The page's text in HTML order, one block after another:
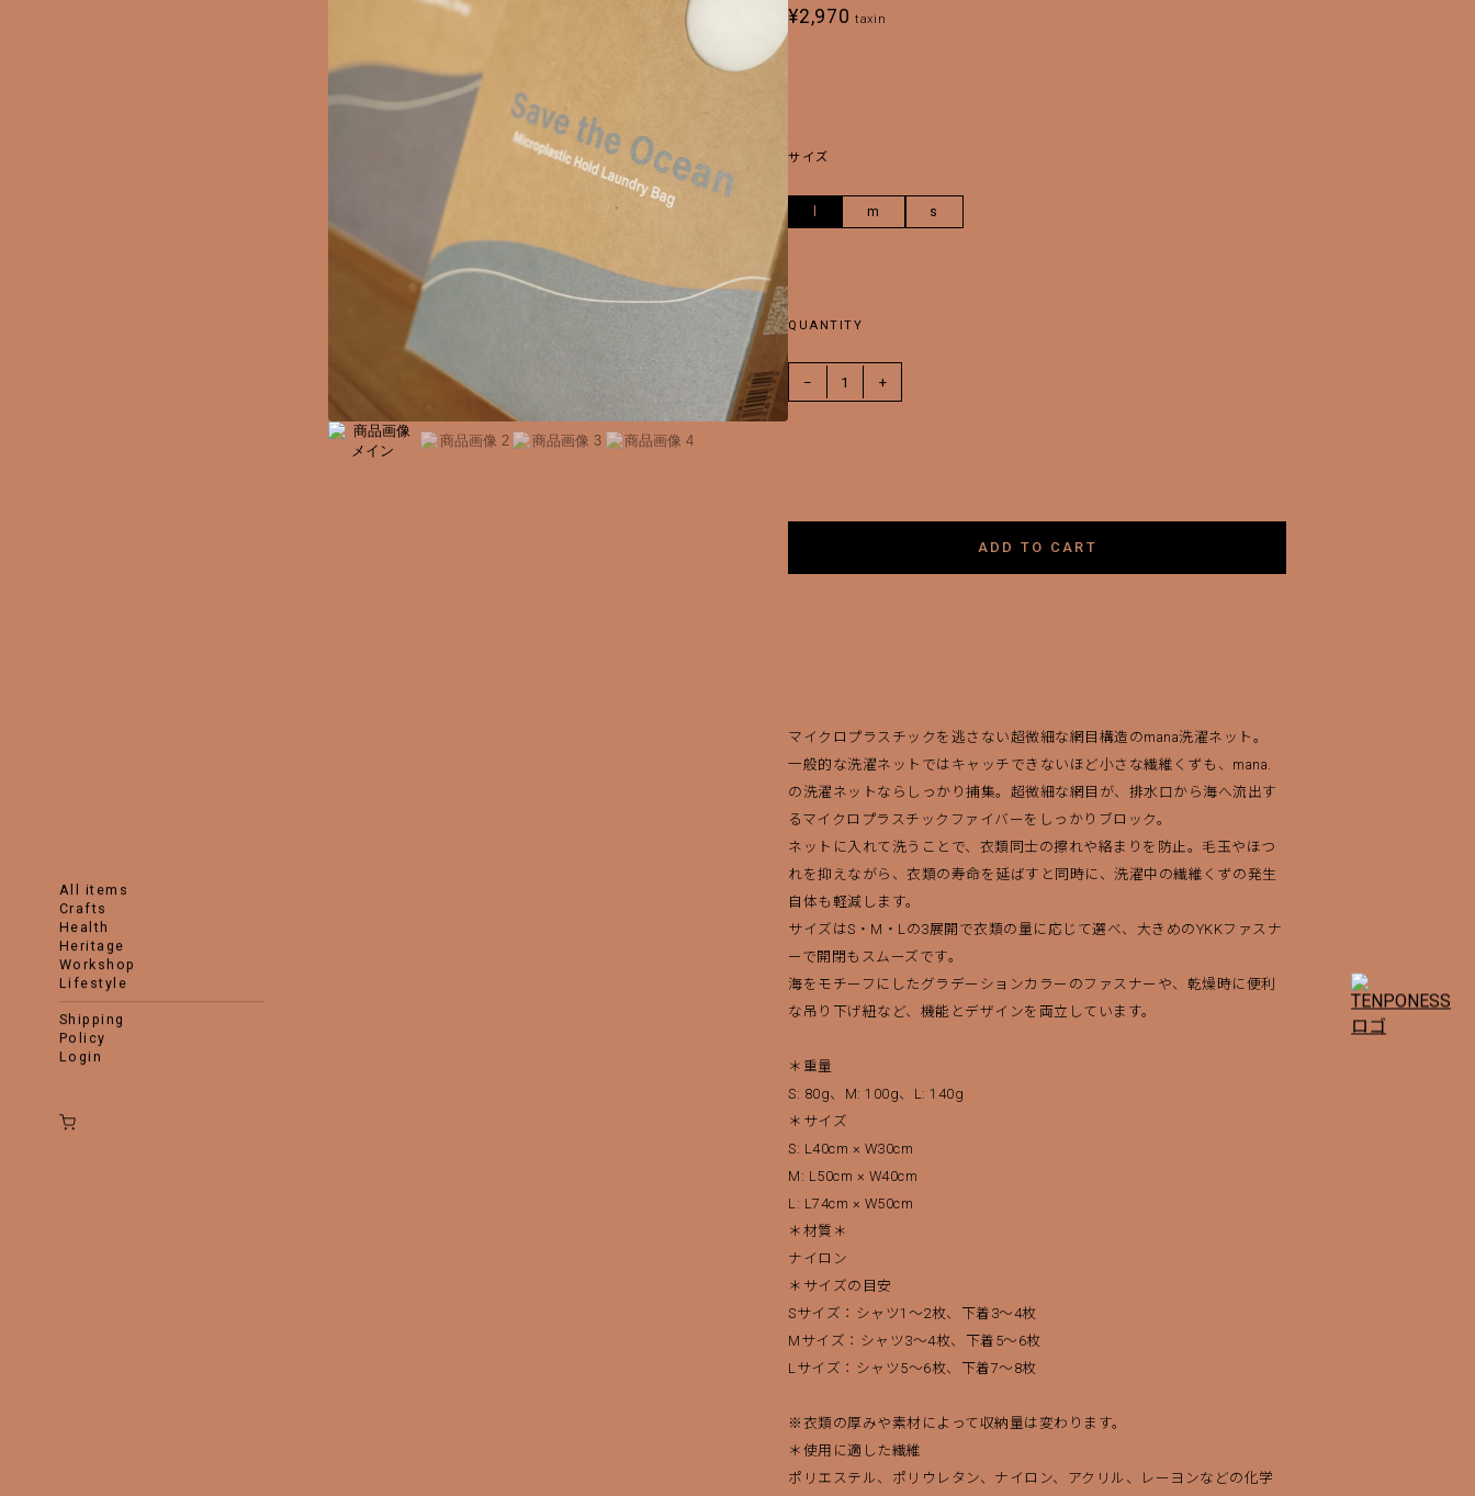
all items
crafts
health
heritage
workshop
lifestyle
shipping
policy
login
¥2,970 taxin
サイズ
m s
QUANTITY
− 1 +
ADD TO CART
マイクロプラスチックを逃さない超微細な網目構造のmana洗濯ネット。
一般的な洗濯ネットではキャッチできないほど小さな繊維くずも、mana.
の洗濯ネットならしっかり捕集。超微細な網目が、排水口から海へ流出す
るマイクロプラスチックファイバーをしっかりブロック。
ネットに入れて洗うことで、衣類同士の擦れや絡まりを防止。毛玉やほつ
れを抑えながら、衣類の寿命を延ばすと同時に、洗濯中の繊維くずの発生
自体も軽減します。
サイズはS・M・Lの3展開で衣類の量に応じて選べ、大きめのYKKファスナ
ーで開閉もスムーズです。
海をモチーフにしたグラデーションカラーのファスナーや、乾燥時に便利
な吊り下げ紐など、機能とデザインを両立しています。
＊重量
S: 80g、M: 100g、L: 140g
＊サイズ
S: L40cm × W30cm
M: L50cm × W40cm
L: L74cm × W50cm
＊材質＊
ナイロン
＊サイズの目安
Sサイズ：シャツ1～2枚、下着3～4枚
Mサイズ：シャツ3～4枚、下着5～6枚
Lサイズ：シャツ5～6枚、下着7～8枚
※衣類の厚みや素材によって収納量は変わります。
＊使用に適した繊維
ポリエステル、ポリウレタン、ナイロン、アクリル、レーヨンなどの化学